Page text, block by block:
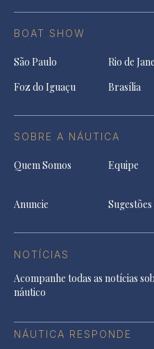
BOAT SHOW
São Paulo Rio de
Foz do Iguaçu
Brasília
SOBRE A NÁUTICA
Quem Somos Equipe
Anuncie
NOTÍCIAS
Acompanhe todas as notícias
náutico
NÁUTICA RESPONDE